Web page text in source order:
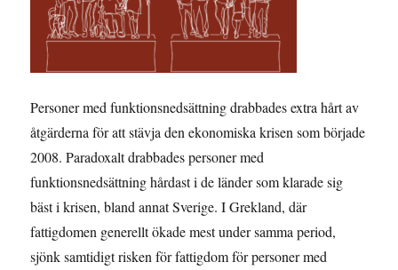
Personer med funktionsnedsättning drabbades extra hårt av
åtgärderna för att stävja den ekonomiska krisen som började
2008. Paradoxalt drabbades personer med
funktionsnedsättning hårdast i de länder som klarade sig
bäst i krisen, bland annat Sverige. I Grekland, där
fattigdomen generellt ökade mest under samma period,
sjönk samtidigt risken för fattigdom för personer med